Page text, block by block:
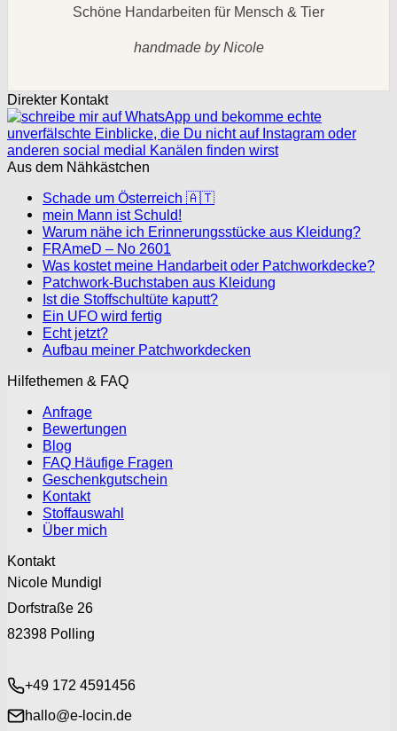
Schöne Handarbeiten für Mensch & Tier
handmade by Nicole
Direkter Kontakt
Aus dem Nähkästchen
Schade um Österreich 🇦🇹
mein Mann ist Schuld!
Warum nähe ich Erinnerungsstücke aus Kleidung?
FRAmeD – No 2601
Was kostet meine Handarbeit oder Patchworkdecke?
Patchwork-Buchstaben aus Kleidung
Ist die Stoffschultüte kaputt?
Ein UFO wird fertig
Echt jetzt?
Aufbau meiner Patchworkdecken
Hilfethemen & FAQ
Anfrage
Bewertungen
Blog
FAQ Häufige Fragen
Geschenkgutschein
Kontakt
Stoffauswahl
Über mich
Kontakt
Nicole Mundigl
Dorfstraße 26
82398 Polling
+49 172 4591456
hallo@e-locin.de